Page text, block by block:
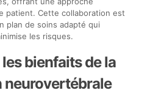
patient. Cette collaboration est
plan de soins adapté qui
les risques.
bienfaits de la
neurovertébrale